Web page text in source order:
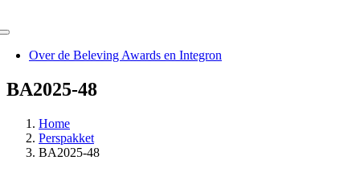
naar
Toggle
NavigationOver de Beleving Awards en Integron
BA2025-48
Home
Perspakket
BA2025-48